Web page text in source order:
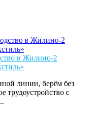
в Жилино-2
линии, берём без
с